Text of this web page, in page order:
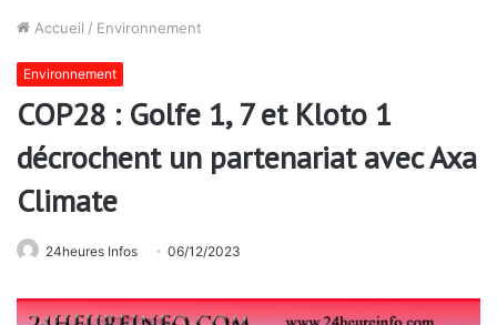
Accueil / Environnement
Environnement
COP28 : Golfe 1, 7 et Kloto 1
décrochent un partenariat avec Axa
Climate
24heures Infos 06/12/2023